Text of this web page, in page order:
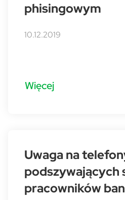
phisingowym
10.12.2019
Więcej
Uwaga na
podszywających
pracowników